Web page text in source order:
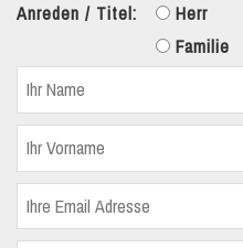
Anreden / Titel: Herr
Familie